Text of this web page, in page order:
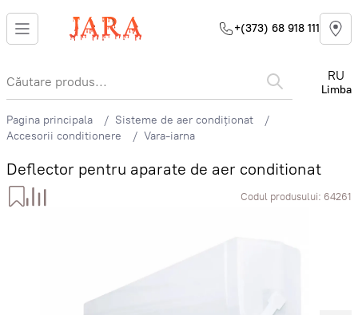
+(373) 68 918 111
RU
Limba
Pagina principala
Sisteme de aer condiționat
Accesorii conditionere
Vara-iarna
Deflector pentru aparate de aer conditionat
Codul produsului: 64261